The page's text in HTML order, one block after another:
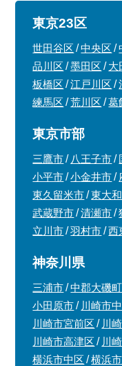
東京23区
世田谷区 中央区
品川区
墨田区 大
板橋区
江戸川区
練馬区
荒川区 葛
東京市部
三鷹市 八王子市
小平市
小金井市
東久留米市
東大
武蔵野市
清瀬市
立川市
羽村市 西
神奈川県
三浦市 中郡大磯町
小田原市
川崎市
川崎市宮前区
川
川崎市高津区
川
横浜市中区
横浜